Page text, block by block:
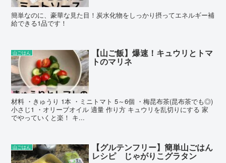
簡単なのに、豪華な見た目！炭水化物をしっかり摂ってエネルギー補
給できる1品です！
山ごはん 【山ご飯】爆速！キュウリとトマ
トのマリネ
材料 ・きゅうり 1本 ・ミニトマト 5～6個 ・梅昆布茶(昆布茶でも◎)
小さじ1 ・オリーブオイル 適量 作り方 キュウリを乱切りにする 家
でやっていくと楽！ キ...
山ごはん 【グルテンフリー】簡単山ごはん
レシピ じゃがりこグラタン